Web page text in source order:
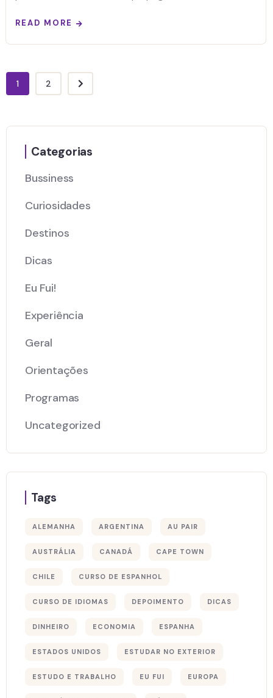
READ MORE
1 2
Categorias
Bussiness
Curiosidades
Destinos
Dicas
Eu Fui!
Experiência
Geral
Orientações
Programas
Uncategorized
Tags
ALEMANHA ARGENTINA AU PAIR
AUSTRÁLIA CANADÁ CAPE TOWN
CHILE CURSO DE ESPANHOL
CURSO DE IDIOMAS DEPOIMENTO DICAS
DINHEIRO ECONOMIA ESPANHA
ESTADOS UNIDOS ESTUDAR NO EXTERIOR
ESTUDO E TRABALHO EU FUI EUROPA